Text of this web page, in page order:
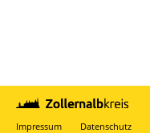
Impressum Datenschutz